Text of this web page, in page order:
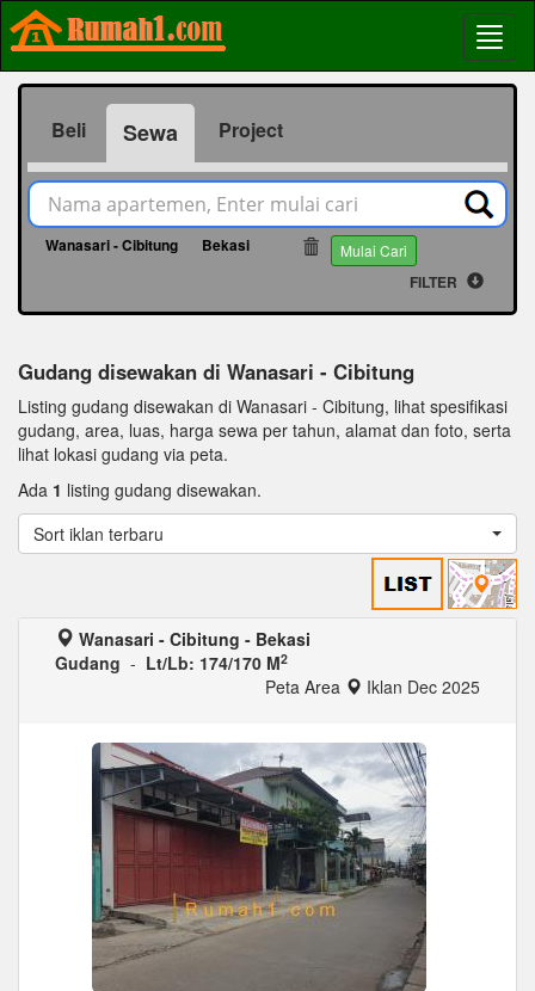
Beli Sewa Project
Wanasari - Cibitung Bekasi Mulai Cari
FILTER
Gudang disewakan di Wanasari - Cibitung
Listing gudang disewakan di Wanasari - Cibitung, lihat spesifikasi
gudang, area, luas, harga sewa per tahun, alamat dan foto, serta
lihat lokasi gudang via peta.
Ada 1 listing gudang disewakan.
Sort iklan terbaru
Wanasari - Cibitung - Bekasi
Gudang - Lt/Lb: 174/170 M2
Peta Area Iklan Dec 2025